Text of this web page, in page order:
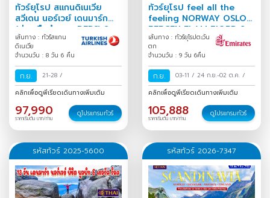
ทัวร์ยุโรป สแกนดิเนเวีย
สวีเดน นอร์เวย์ เดนมาร์ก
(ล่องเรือสำราญ DFDS) 8
วัน 6 คืน
เส้นทาง : ทัวร์สแกน
ดิเนเวีย
จำนวนวัน : 8 วัน 6 คืน
ก.ย. 21-28 /
คลิกเพื่อดูพีเรียดเดินทางเพิ่มเติม
97,990
ราคาเริ่มต้น บาท/ท่าน
ดูโปรแกรมทัวร์
ทัวร์ยุโรป feel all the
feeling NORWAY OSLO
BERGEN FLAM FJORD 9
วัน 6คืน
เส้นทาง : ทัวร์ยุโรปตะวัน
ตก
จำนวนวัน : 9 วัน 6คืน
ก.ย. 03-11 / 24 ก.ย.-02 ต.ค. /
คลิกเพื่อดูพีเรียดเดินทางเพิ่มเติม
105,888
ราคาเริ่มต้น บาท/ท่าน
ดูโปรแกรมทัวร์
รหัสทัวร์ 2025-5600 รหัสทัวร์ 2026-7347